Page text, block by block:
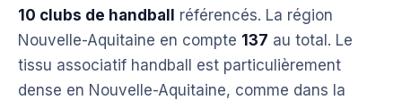
10 clubs de handball
référencés. La région
Nouvelle-Aquitaine en compte 137 au total. Le
tissu associatif handball est particulièrement
dense en Nouvelle-Aquitaine, comme dans la